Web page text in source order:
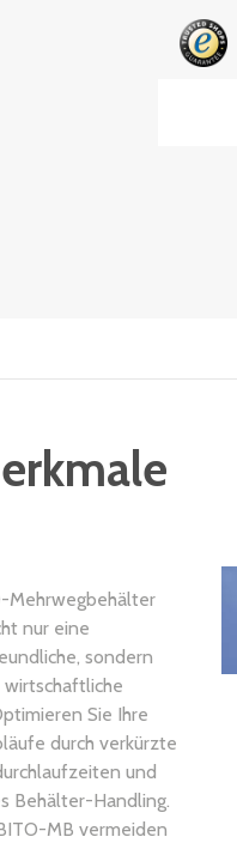
Mehrwegbehälter
nur eine
sondern
wirtschaftliche
Sie Ihre
durch verkürzte
und
Behälter-Handling.
MB vermeiden